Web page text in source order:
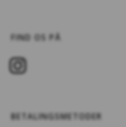
FIND OS PÅ
BETALINGSMETODER